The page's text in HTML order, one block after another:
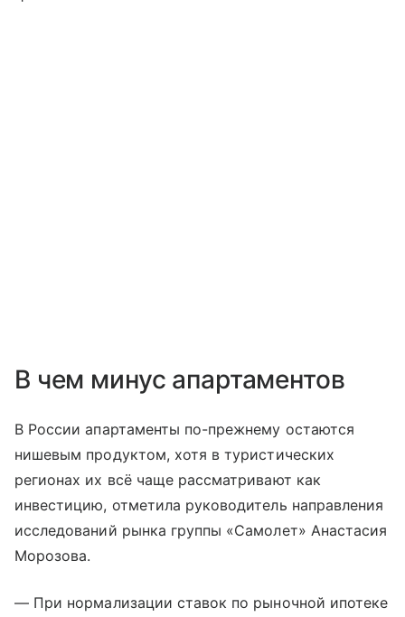
В чем минус апартаментов
В России апартаменты по-прежнему остаются
нишевым продуктом, хотя в туристических
регионах их всё чаще рассматривают как
инвестицию, отметила руководитель направления
исследований рынка группы «Самолет» Анастасия
Морозова.
— При нормализации ставок по рыночной ипотеке